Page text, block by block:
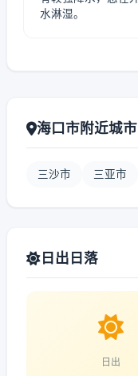
水淋湿。
海口市附近城市
三沙市 三亚市
日出日落
日出